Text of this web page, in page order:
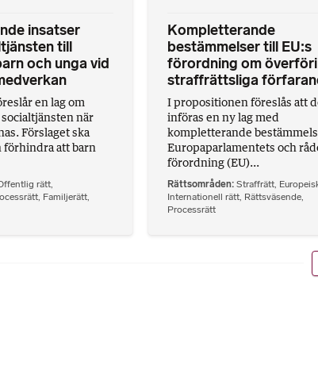
insatser
till
och unga vid
en lag om
när
Förslaget ska
förhindra att barn
rätt,
, Familjerätt,
Kompletterande
bestämmelser till EU:s
förordning om
straffrättsliga
I propositionen föreslås att
införas en ny lag med
kompletterande
Europaparlamentets och
förordning (EU)...
Rättsområden Straffrätt
Internationell rätt Rättsväsende
Processrätt